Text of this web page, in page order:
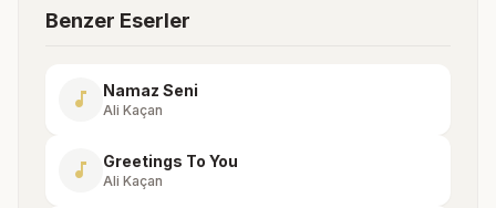
Benzer Eserler
music_note Namaz Seni
Ali Kaçan
music_note Greetings To You
Ali Kaçan